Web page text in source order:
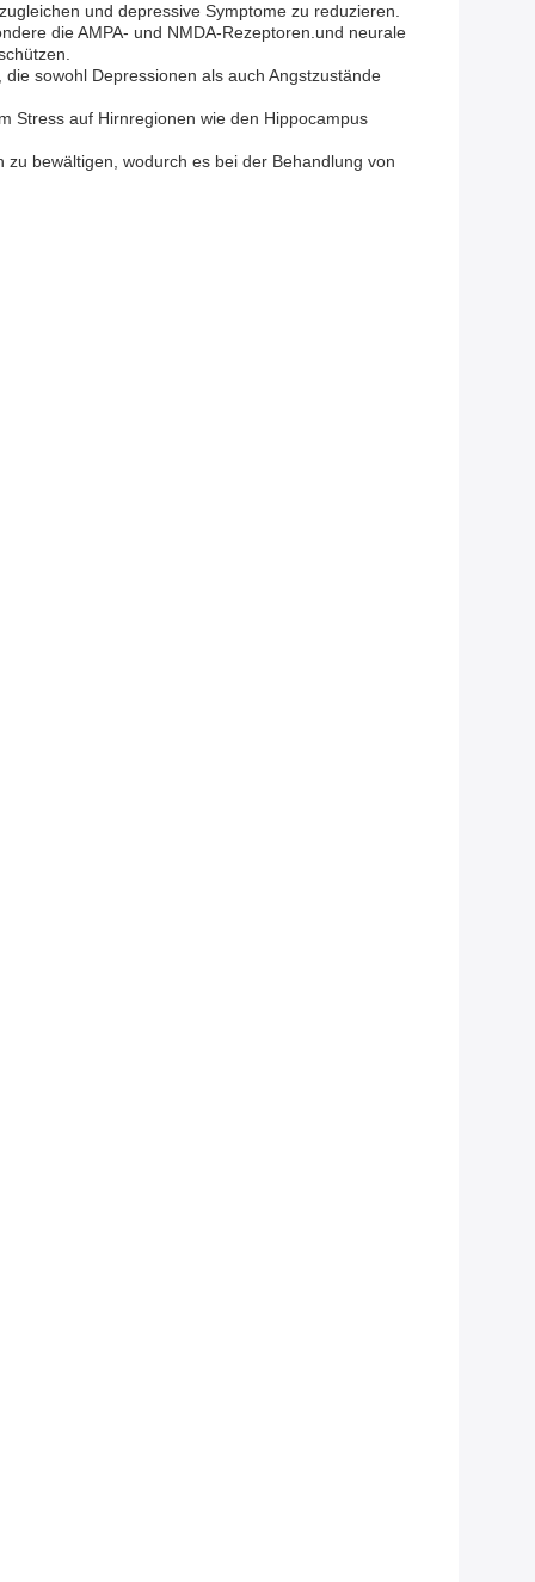
und depressive Symptome zu reduzieren.
die AMPA- und NMDA-Rezeptoren.und neurale
sowohl Depressionen als auch Angstzustände
Stress auf Hirnregionen wie den Hippocampus
bewältigen, wodurch es bei der Behandlung von